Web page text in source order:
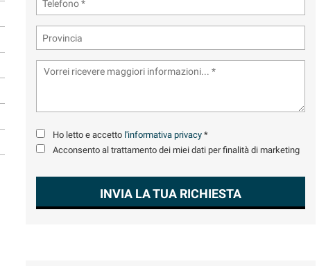
Ho letto e accetto l'informativa privacy *
Acconsento al trattamento dei miei dati per finalità di marketing
INVIA LA TUA RICHIESTA